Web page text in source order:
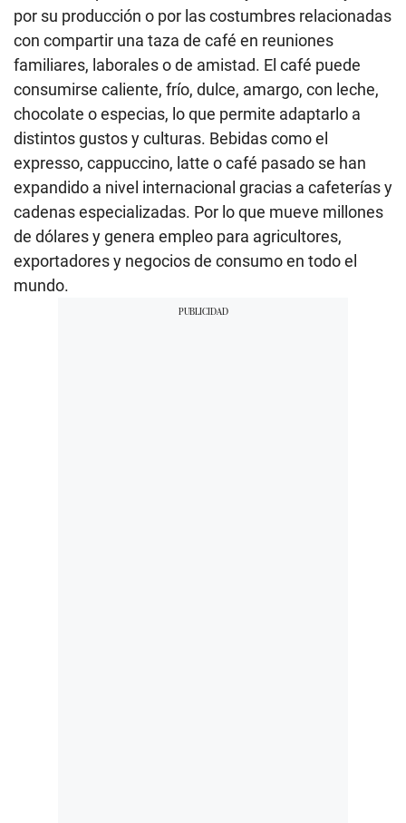
por su producción o por las costumbres relacionadas
con compartir una taza de café en reuniones
familiares, laborales o de amistad. El café puede
consumirse caliente, frío, dulce, amargo, con leche,
chocolate o especias, lo que permite adaptarlo a
distintos gustos y culturas. Bebidas como el
expresso, cappuccino, latte o café pasado se han
expandido a nivel internacional gracias a cafeterías y
cadenas especializadas. Por lo que mueve millones
de dólares y genera empleo para agricultores,
exportadores y negocios de consumo en todo el
mundo.